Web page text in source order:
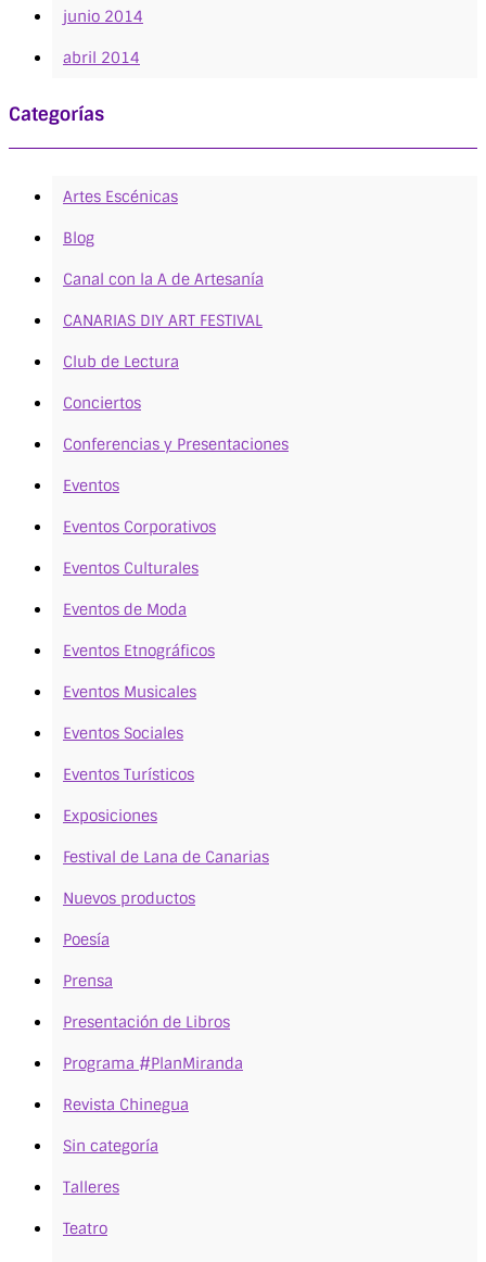
junio 2014
abril 2014
Categorías
Artes Escénicas
Blog
Canal con la A de Artesanía
CANARIAS DIY ART FESTIVAL
Club de Lectura
Conciertos
Conferencias y Presentaciones
Eventos
Eventos Corporativos
Eventos Culturales
Eventos de Moda
Eventos Etnográficos
Eventos Musicales
Eventos Sociales
Eventos Turísticos
Exposiciones
Festival de Lana de Canarias
Nuevos productos
Poesía
Prensa
Presentación de Libros
Programa #PlanMiranda
Revista Chinegua
Sin categoría
Talleres
Teatro